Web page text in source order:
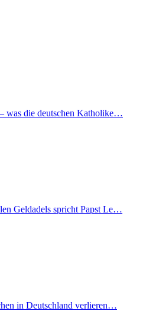
was die deutschen Katholike…
Geldadels spricht Papst Le…
in Deutschland verlieren…